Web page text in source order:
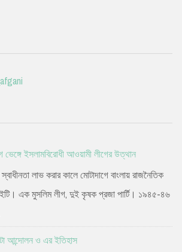
ভেঙ্গে ইসলামবিরোধী আওয়ামী লীগের উত্থান
লাভ করার কালে মোটাদাগে বাংলায় রাজনৈতিক
এক মুসলিম লীগ, দুই কৃষক প্রজা পার্টি। ১৯৪৫-৪৬
আন্দোলন ও এর ইতিহাস